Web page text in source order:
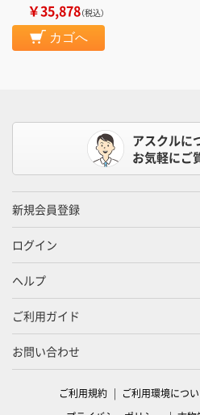
￥35,878（税込）
カゴへ
アスクルに
お気軽にご
新規会員登録
ログイン
ヘルプ
ご利用ガイド
お問い合わせ
ご利用規約 ご利用環境につ